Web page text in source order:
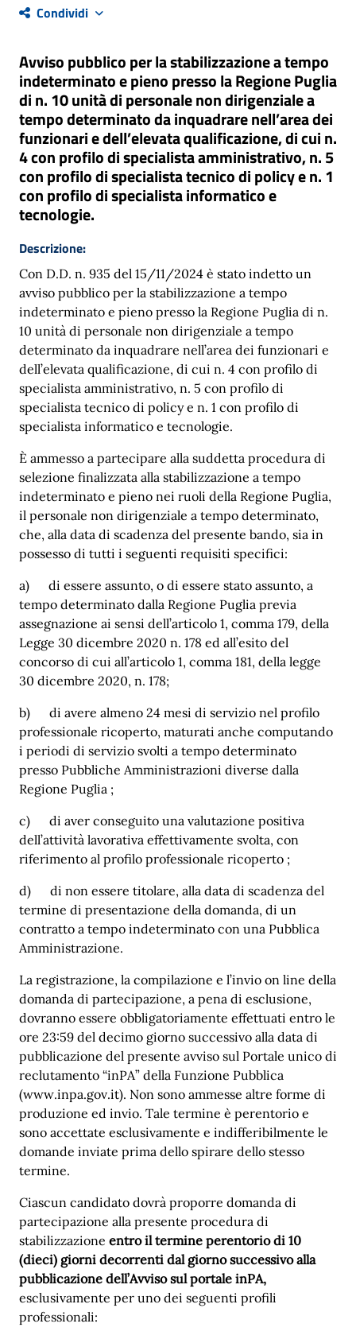
Condividi
Avviso pubblico per la stabilizzazione a tempo
indeterminato e pieno presso la Regione Puglia
di n. 10 unità di personale non dirigenziale a
tempo determinato da inquadrare nell’area dei
funzionari e dell’elevata qualificazione, di cui n.
4 con profilo di specialista amministrativo, n. 5
con profilo di specialista tecnico di policy e n. 1
con profilo di specialista informatico e
tecnologie.
Descrizione:
Con D.D. n. 935 del 15/11/2024 è stato indetto un
avviso pubblico per la stabilizzazione a tempo
indeterminato e pieno presso la Regione Puglia di n.
10 unità di personale non dirigenziale a tempo
determinato da inquadrare nell’area dei funzionari e
dell’elevata qualificazione, di cui n. 4 con profilo di
specialista amministrativo, n. 5 con profilo di
specialista tecnico di policy e n. 1 con profilo di
specialista informatico e tecnologie.
È ammesso a partecipare alla suddetta procedura di
selezione finalizzata alla stabilizzazione a tempo
indeterminato e pieno nei ruoli della Regione Puglia,
il personale non dirigenziale a tempo determinato,
che, alla data di scadenza del presente bando, sia in
possesso di tutti i seguenti requisiti specifici:
a) di essere assunto, o di essere stato assunto, a
tempo determinato dalla Regione Puglia previa
assegnazione ai sensi dell’articolo 1, comma 179, della
Legge 30 dicembre 2020 n. 178 ed all’esito del
concorso di cui all’articolo 1, comma 181, della legge
30 dicembre 2020, n. 178;
b) di avere almeno 24 mesi di servizio nel profilo
professionale ricoperto, maturati anche computando
i periodi di servizio svolti a tempo determinato
presso Pubbliche Amministrazioni diverse dalla
Regione Puglia ;
c) di aver conseguito una valutazione positiva
dell’attività lavorativa effettivamente svolta, con
riferimento al profilo professionale ricoperto ;
d) di non essere titolare, alla data di scadenza del
termine di presentazione della domanda, di un
contratto a tempo indeterminato con una Pubblica
Amministrazione.
La registrazione, la compilazione e l’invio on line della
domanda di partecipazione, a pena di esclusione,
dovranno essere obbligatoriamente effettuati entro le
ore 23:59 del decimo giorno successivo alla data di
pubblicazione del presente avviso sul Portale unico di
reclutamento “inPA” della Funzione Pubblica
(www.inpa.gov.it). Non sono ammesse altre forme di
produzione ed invio. Tale termine è perentorio e
sono accettate esclusivamente e indifferibilmente le
domande inviate prima dello spirare dello stesso
termine.
Ciascun candidato dovrà proporre domanda di
partecipazione alla presente procedura di
stabilizzazione entro il termine perentorio di 10
(dieci) giorni decorrenti dal giorno successivo alla
pubblicazione dell’Avviso sul portale inPA,
esclusivamente per uno dei seguenti profili
professionali: